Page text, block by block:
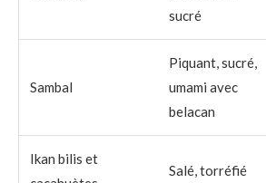
sucré
Sambal
Piquant, sucré,
umami avec
belacan
Ikan bilis et
Salé, torréfié